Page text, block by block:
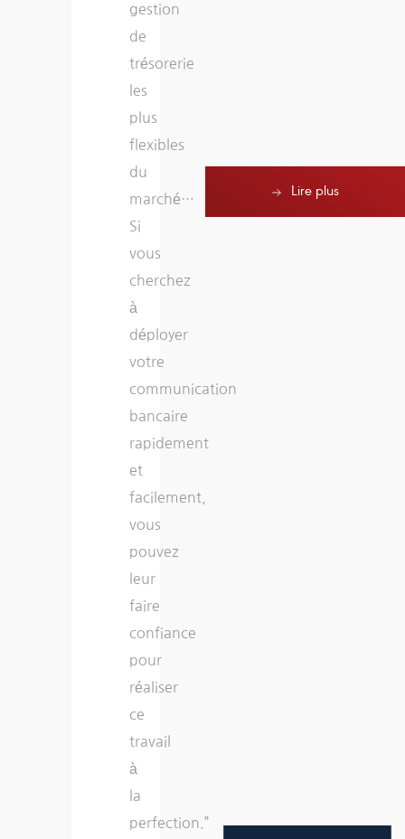
pour
chacun
de
nos
défis.”
Lire plus
gestion
de
trésorerie
les
plus
flexibles
du
marché…
Si
vous
cherchez
à
déployer
votre
communication
bancaire
rapidement
et
facilement,
vous
pouvez
leur
faire
confiance
pour
réaliser
ce
travail
à
la
perfection.”
impératifs
sans
faire
appel
à
notre
DSI
ni
à
l’éditeur »